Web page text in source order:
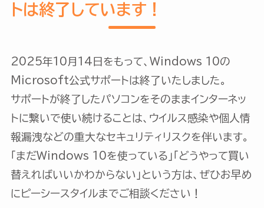
トは終了しています！
2025年10月14日をもって、Windows 10の
Microsoft公式サポートは終了いたしました。
サポートが終了したパソコンをそのままインターネッ
トに繋いで使い続けることは、ウイルス感染や個人情
報漏洩などの重大なセキュリティリスクを伴います。
「まだWindows 10を使っている」「どうやって買い
替えればいいかわからない」という方は、ぜひお早め
にピーシースタイルまでご相談ください！